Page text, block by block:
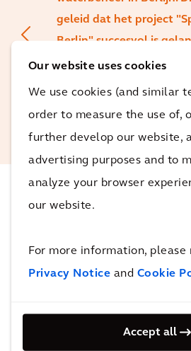
Our website uses cookies
We use cookies (and similar
order to measure the use of,
further develop our website,
advertising purposes and to
analyze your browser
our website.
For more information, please
Privacy Notice and Cookie
Accept all
geleid dat het project
Berlin" succesvol is
David
Solution
De impact
Met de nieuwe richtlijnen voor
ontwikkeling biedt de
prima aan kan.